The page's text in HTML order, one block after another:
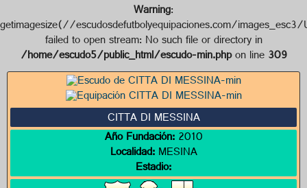
Warning:
getimagesize(//escudosdefutbolyequipaciones.com/
failed to open stream: No such file or directory in
/home/escudo5/public_html/escudo-min.phpon line309
CITTA DI MESSINA
Año Fundación:2010
Localidad:MESINA
Estadio: